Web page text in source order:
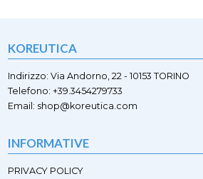
possono
essere
scelte
nella
pagina
essere
scelte
KOREUTICA
Indirizzo: Via Andorno, 22 - 10153 TORINO
Telefono: +39.3454279733
Email: shop@koreutica.com
INFORMATIVE
PRIVACY POLICY